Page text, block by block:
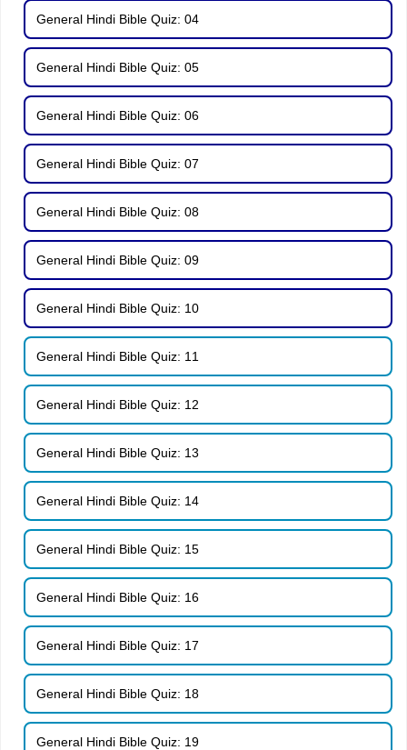
General Hindi Bible Quiz: 04
General Hindi Bible Quiz: 05
General Hindi Bible Quiz: 06
General Hindi Bible Quiz: 07
General Hindi Bible Quiz: 08
General Hindi Bible Quiz: 09
General Hindi Bible Quiz: 10
General Hindi Bible Quiz: 11
General Hindi Bible Quiz: 12
General Hindi Bible Quiz: 13
General Hindi Bible Quiz: 14
General Hindi Bible Quiz: 15
General Hindi Bible Quiz: 16
General Hindi Bible Quiz: 17
General Hindi Bible Quiz: 18
General Hindi Bible Quiz: 19